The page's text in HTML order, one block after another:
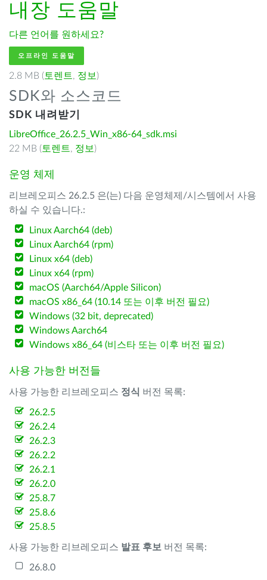
내장 도움말
다른 언어를 원하세요?
오프라인 도움말
2.8 MB ( 토렌트, 정보 )
SDK와 소스코드
SDK 내려받기
LibreOffice_26.2.5_Win_x86-64_sdk.msi
22 MB ( 토렌트, 정보 )
운영 체제
리브레오피스 26.2.5 은(는) 다음 운영체제/시스템에서 사용
하실 수 있습니다.:
Linux Aarch64 (deb)
Linux Aarch64 (rpm)
Linux x64 (deb)
Linux x64 (rpm)
macOS (Aarch64/Apple Silicon)
macOS x86_64 (10.14 또는 이후 버전 필요)
Windows (32 bit, deprecated)
Windows Aarch64
Windows x86_64 (비스타 또는 이후 버전 필요)
사용 가능한 버전들
사용 가능한 리브레오피스 정식 버전 목록:
26.2.5
26.2.4
26.2.3
26.2.2
26.2.1
26.2.0
25.8.7
25.8.6
25.8.5
사용 가능한 리브레오피스 발표 후보 버전 목록:
26.8.0